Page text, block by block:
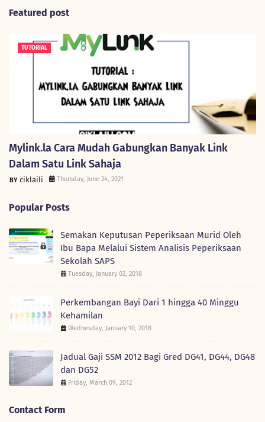
Featured post
TUTORIAL
Mylink.la Cara Mudah Gabungkan Banyak Link
Dalam Satu Link Sahaja
ciklaili Thursday, June 24, 2021
Popular Posts
Semakan Keputusan Peperiksaan Murid Oleh
Ibu Bapa Melalui Sistem Analisis Peperiksaan
Sekolah SAPS
Tuesday, January 02, 2018
Perkembangan Bayi Dari 1 hingga 40 Minggu
Kehamilan
Wednesday, January 10, 2018
Jadual Gaji SSM 2012 Bagi Gred DG41, DG44, DG48
dan DG52
Friday, March 09, 2012
Contact Form